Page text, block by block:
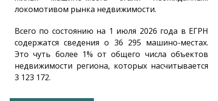
локомотивом рынка недвижимости.
Всего по состоянию на 1 июля 2026 года в ЕГРН
содержатся сведения о 36 295 машино-местах.
Это чуть более 1% от общего числа объектов
недвижимости региона, которых насчитывается
3 123 172.